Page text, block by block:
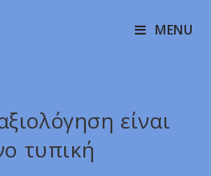
MENU
είναι
τυπική